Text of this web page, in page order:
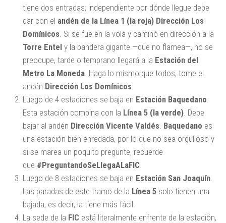
tiene dos entradas; independiente por dónde llegue debe
dar con el andén de la Línea 1 (la roja) Dirección Los
Domínicos . Si se fue en la volá y caminó en dirección a la
Torre Entel y la bandera gigante —que no flamea—, no se
preocupe, tarde o temprano llegará a la Estación del
Metro La Moneda . Haga lo mismo que todos, tome el
andén Dirección Los Domínicos
Luego de 4 estaciones se baja en Estación Baquedano
Esta estación combina con la Línea 5 (la verde) . Debe
bajar al andén Dirección Vicente Valdés Baquedano es
una estación bien enredada, por lo que no sea orgulloso y
si se marea un poquito pregunte, recuerde
que #PreguntandoSeLlegaALaFIC
Luego de 8 estaciones se baja en Estación San Joaquín
Las paradas de este tramo de la Línea 5 solo tienen una
bajada, es decir, la tiene más fácil.
La sede de la FIC está literalmente enfrente de la estación,